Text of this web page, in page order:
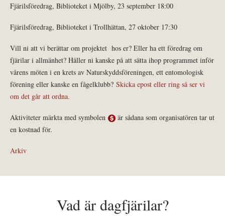
Fjärilsföredrag, Biblioteket i Mjölby, 23 september 18:00
Fjärilsföredrag, Biblioteket i Trollhättan, 27 oktober 17:30
Vill ni att vi berättar om projektet hos er? Eller ha ett föredrag om
fjärilar i allmänhet? Håller ni kanske på att sätta ihop programmet inför
vårens möten i en krets av Naturskyddsföreningen, ett entomologisk
förening eller kanske en fågelklubb? Skicka epost eller ring så ser vi
om det går att ordna.
Aktiviteter märkta med symbolen
är sådana som organisatören tar ut
en kostnad för.
Arkiv
Vad är dagfjärilar?